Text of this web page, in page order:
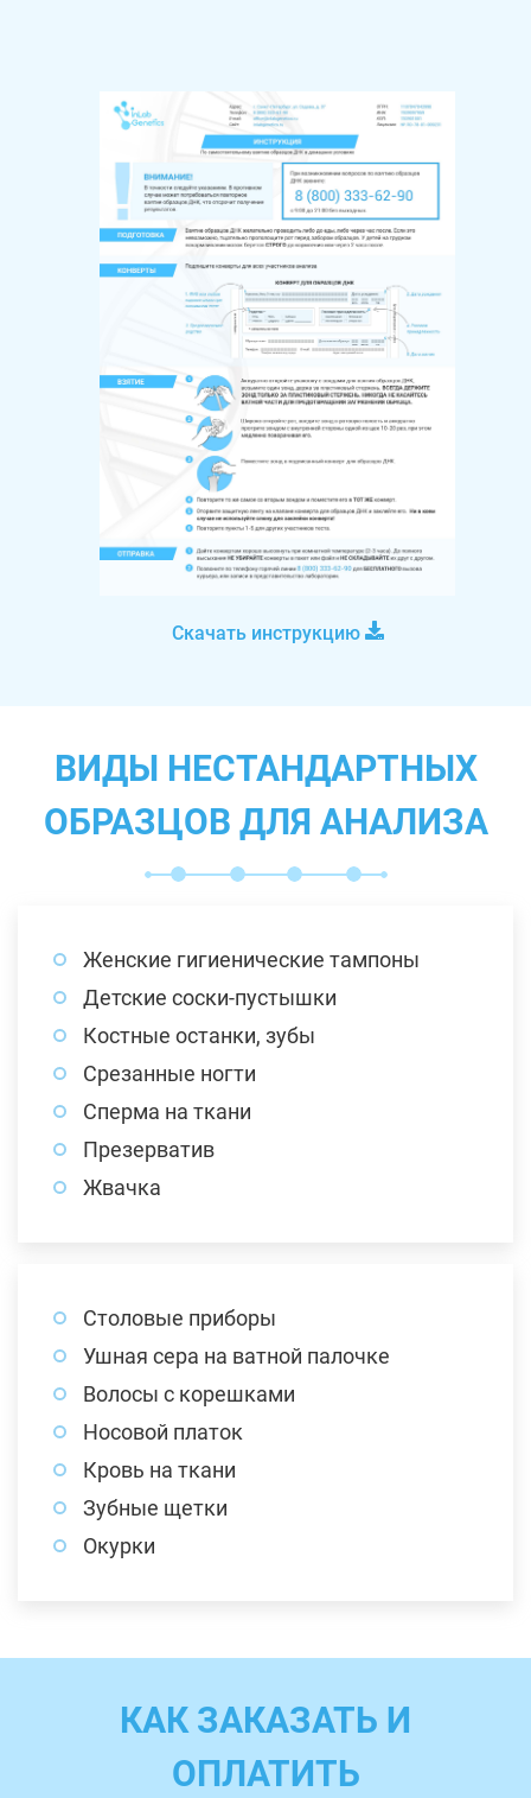
Скачать инструкцию
ВИДЫ НЕСТАНДАРТНЫХ
ОБРАЗЦОВ ДЛЯ АНАЛИЗА
Женские гигиенические тампоны
Детские соски-пустышки
Костные останки, зубы
Срезанные ногти
Сперма на ткани
Презерватив
Жвачка
Столовые приборы
Ушная сера на ватной палочке
Волосы с корешками
Носовой платок
Кровь на ткани
Зубные щетки
Окурки
КАК ЗАКАЗАТЬ И
ОПЛАТИТЬ